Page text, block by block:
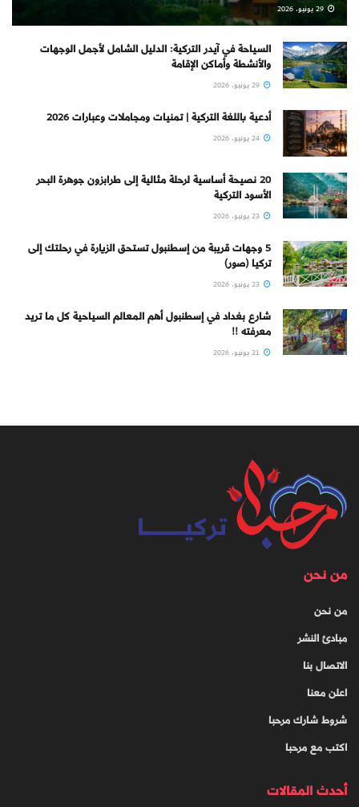
السياحة في آيدر التركية: الدليل الشامل لأجمل الوجهات
والأنشطة وأماكن الإقامة
أدعية باللغة التركية | تمنيات ومجاملات وعبارات 2026
20 نصيحة أساسية لرحلة مثالية إلى طرابزون جوهرة البحر
الأسود التركية
5 وجهات قريبة من إسطنبول تستحق الزيارة في رحلتك إلى
تركيا (صور)
شارع بغداد في إسطنبول أهم المعالم السياحية كل ما تريد
معرفته !!
من نحن
من نحن
مبادئ النشر
الاتصال بنا
اعلن معنا
شروط شارك مرحبا
اكتب مع مرحبا
أحدث المقالات